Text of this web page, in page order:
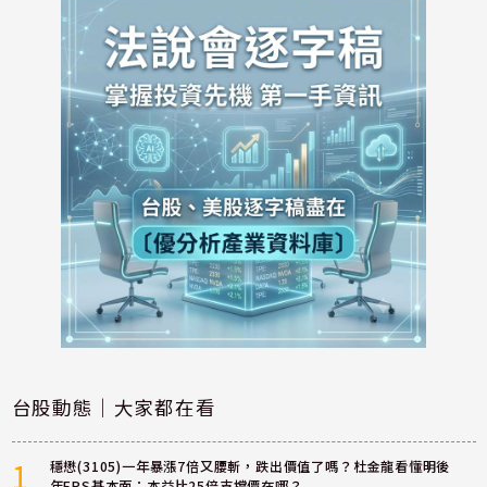
台股動態｜大家都在看
1
穩懋(3105)一年暴漲7倍又腰斬，跌出價值了嗎？杜金龍看懂明後